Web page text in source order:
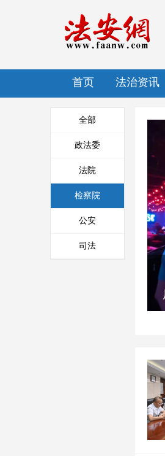
首页 法治资讯
全部
政法委
法院
检察院
公安
司法
九华山风景区检察院成立"沐
童·九子"工作...